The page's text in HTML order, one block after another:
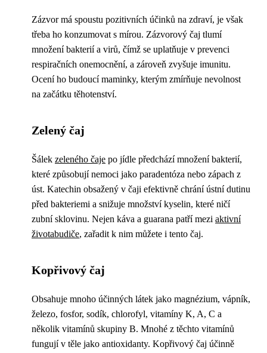
Zázvor má spoustu pozitivních účinků na zdraví, je však
třeba ho konzumovat s mírou. Zázvorový čaj tlumí
množení bakterií a virů, čímž se uplatňuje v prevenci
respiračních onemocnění, a zároveň zvyšuje imunitu.
Ocení ho budoucí maminky, kterým zmírňuje nevolnost
na začátku těhotenství.
Zelený čaj
Šálek zeleného čaje po jídle předchází množení bakterií,
které způsobují nemoci jako paradentóza nebo zápach z
úst. Katechin obsažený v čaji efektivně chrání ústní dutinu
před bakteriemi a snižuje množství kyselin, které ničí
zubní sklovinu. Nejen káva a guarana patří mezi aktivní
životabudiče, zařadit k nim můžete i tento čaj.
Kopřivový čaj
Obsahuje mnoho účinných látek jako magnézium, vápník,
železo, fosfor, sodík, chlorofyl, vitamíny K, A, C a
několik vitamínů skupiny B. Mnohé z těchto vitamínů
fungují v těle jako antioxidanty. Kopřivový čaj účinně